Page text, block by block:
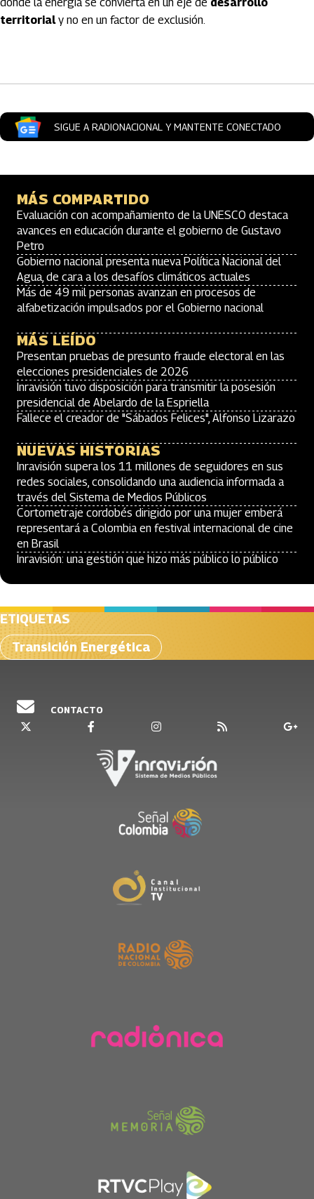
territorialy no en un factor de exclusión.
SIGUE A RADIONACIONAL Y MANTENTE CONECTADO
MÁS COMPARTIDO
Evaluación con acompañamiento de la UNESCO destaca
avances en educación durante el gobierno de Gustavo
Petro
Gobierno nacional presenta nueva Política Nacional del
Agua, de cara a los desafíos climáticos actuales
Más de 49 mil personas avanzan en procesos de
alfabetización impulsados por el Gobierno nacional
MÁS LEÍDO
Presentan pruebas de presunto fraude electoral en las
elecciones presidenciales de 2026
Inravisión tuvo disposición para transmitir la posesión
presidencial de Abelardo de la Espriella
Fallece el creador de "Sábados Felices", Alfonso Lizarazo
NUEVAS HISTORIAS
Inravisión supera los 11 millones de seguidores en sus
redes sociales, consolidando una audiencia informada a
través del Sistema de Medios Públicos
Cortometraje cordobés dirigido por una mujer emberá
representará a Colombia en festival internacional de cine
en Brasil
Inravisión: una gestión que hizo más público lo público
ETIQUETAS
Transición Energética
CONTACTO